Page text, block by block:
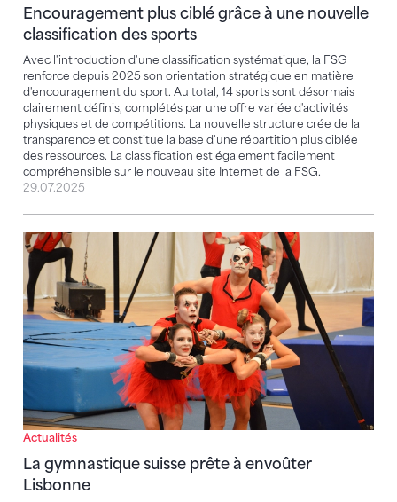
Encouragement plus ciblé grâce à une nouvelle
classification des sports
Avec l'introduction d'une classification systématique, la FSG
renforce depuis 2025 son orientation stratégique en matière
d'encouragement du sport. Au total, 14 sports sont désormais
clairement définis, complétés par une offre variée d'activités
physiques et de compétitions. La nouvelle structure crée de la
transparence et constitue la base d'une répartition plus ciblée
des ressources. La classification est également facilement
compréhensible sur le nouveau site Internet de la FSG.
29.07.2025
Actualités
La gymnastique suisse prête à envoûter
Lisbonne
La gymnastique suisse prête à envoûter Lisbonne